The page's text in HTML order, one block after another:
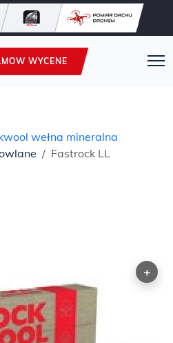
WYCENE
wełna mineralna
Fastrock LL
+